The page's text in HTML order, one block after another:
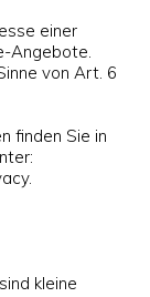
einer
Angebote.
von Art. 6
finden Sie in
kleine